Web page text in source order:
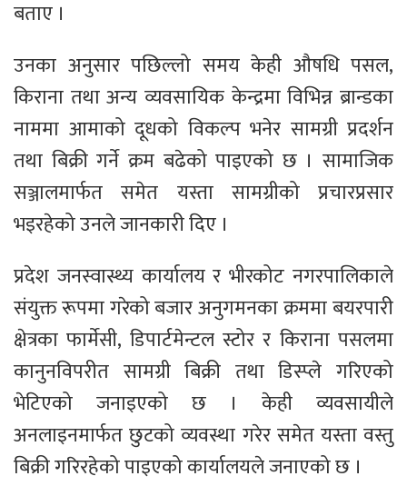
बताए ।
उनका अनुसार पछिल्लो समय केही औषधि पसल,
किराना तथा अन्य व्यवसायिक केन्द्रमा विभिन्न ब्रान्डका
नाममा आमाको दूधको विकल्प भनेर सामग्री प्रदर्शन
तथा बिक्री गर्ने क्रम बढेको पाइएको छ । सामाजिक
सञ्जालमार्फत समेत यस्ता सामग्रीको प्रचारप्रसार
भइरहेको उनले जानकारी दिए ।
प्रदेश जनस्वास्थ्य कार्यालय र भीरकोट नगरपालिकाले
संयुक्त रूपमा गरेको बजार अनुगमनका क्रममा बयरपारी
क्षेत्रका फार्मेसी, डिपार्टमेन्टल स्टोर र किराना पसलमा
कानुनविपरीत सामग्री बिक्री तथा डिस्प्ले गरिएको
भेटिएको जनाइएको छ । केही व्यवसायीले
अनलाइनमार्फत छुटको व्यवस्था गरेर समेत यस्ता वस्तु
बिक्री गरिरहेको पाइएको कार्यालयले जनाएको छ ।